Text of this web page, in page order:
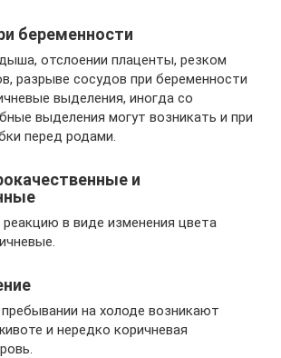
беременности
отслоении плаценты, резком
разрыве сосудов при беременности
выделения, иногда со
выделения могут возникать и при
перед родами.
и
в виде изменения цвета
на холоде возникают
и нередко коричневая